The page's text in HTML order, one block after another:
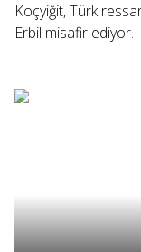
Koçyiğit, Türk
Erbil misafir ediyor.